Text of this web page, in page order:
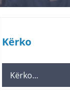
Kërko
Search
for: